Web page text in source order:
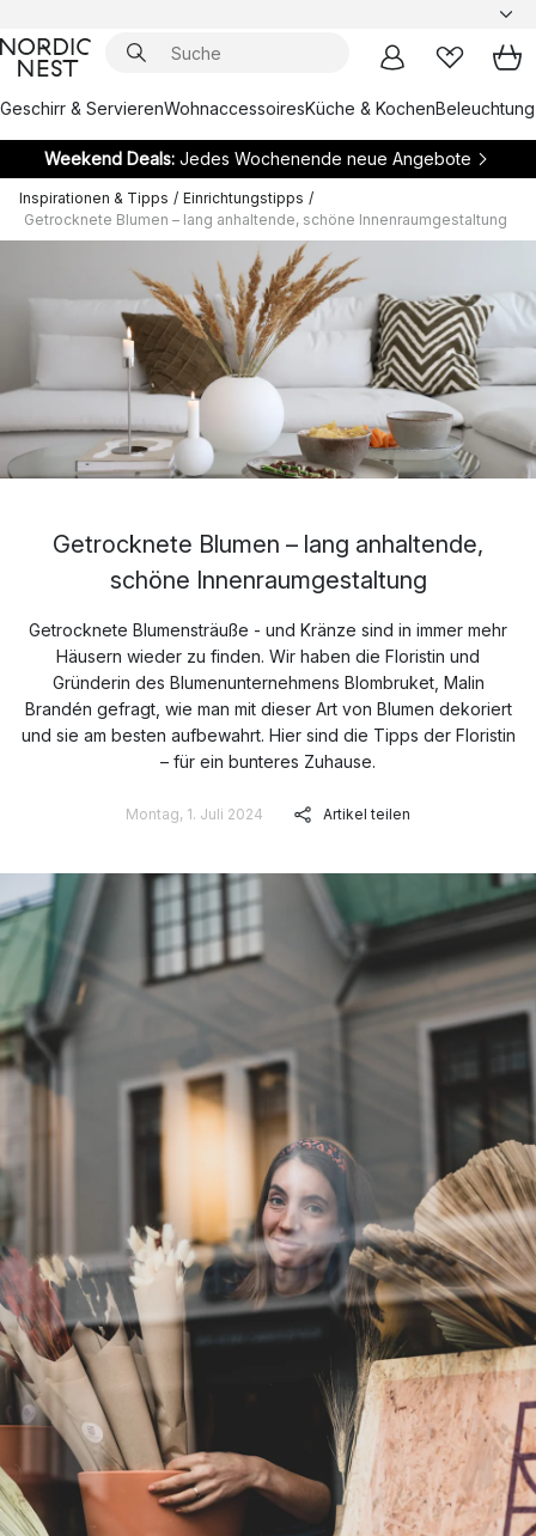
Geschirr & ServierenWohnaccessoiresKüche & KochenBeleuchtung
Weekend Deals:Jedes Wochenende neue Angebote
Inspirationen & Tipps / Einrichtungstipps /
Getrocknete Blumen – lang anhaltende, schöne Innenraumgestaltung
Getrocknete Blumen – lang anhaltende,
schöne Innenraumgestaltung
Getrocknete Blumensträuße - und Kränze sind in immer mehr
Häusern wieder zu finden. Wir haben die Floristin und
Gründerin des Blumenunternehmens Blombruket, Malin
Brandén gefragt, wie man mit dieser Art von Blumen dekoriert
und sie am besten aufbewahrt. Hier sind die Tipps der Floristin
– für ein bunteres Zuhause.
Montag, 1. Juli 2024 Artikel teilen